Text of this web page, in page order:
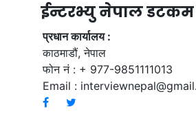
ईन्टरभ्यु नेपाल डटकम
प्रधान कार्यालय :
काठमाडौं, नेपाल
फोन नं : + 977-9851111013
Email :